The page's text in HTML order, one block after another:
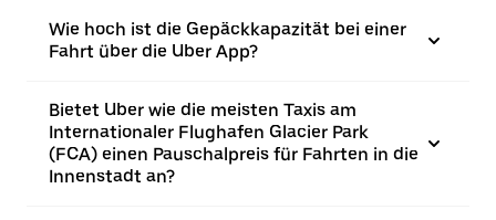
Wie hoch ist die Gepäckkapazität bei einer
Fahrt über die Uber App?
Bietet Uber wie die meisten Taxis am
Internationaler Flughafen Glacier Park
(FCA) einen Pauschalpreis für Fahrten in die
Innenstadt an?